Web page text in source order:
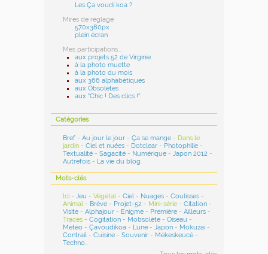
Les Ça voudi koa ?
Mires de réglage
570x380px
plein écran
Mes participations...
aux projets 52 de Virginie
à la photo muette
à la photo du mois
aux 366 alphabétiques
aux Obsolètes
aux "Chic ! Des clics !"
Catégories
Bref -Au jour le jour -Ça se mange - Dans le
jardin -Ciel et nuées - Dotclear - Photophilie -
Textualité -Sagacité - Numérique -Japon 2012 -
Autrefois - La vie du blog.
Mots-clés
Ici -Jeu -Végétal -Ciel - Nuages -Coulisses -
Animal - Brève - Projet-52 - Mini-série -Citation -
Visite -Alphajour - Enigme - Première -Ailleurs -
Traces -Cogitation - Mobsolète -Oiseau -
Météo -Çavoudikoa - Lune -Japon - Mokuzai -
Contrail -Cuisine -Souvenir - Mékeskeucé -
Techno...